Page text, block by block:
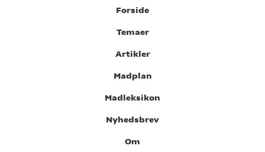
Forside
Temaer
Artikler
Madplan
Madleksikon
Nyhedsbrev
Om